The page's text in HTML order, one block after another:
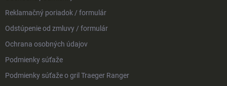
Reklamačný poriadok / formulár
Odstúpenie od zmluvy / formulár
Ochrana osobných údajov
Podmienky súťaže
Podmienky súťaže o gril Traeger Ranger